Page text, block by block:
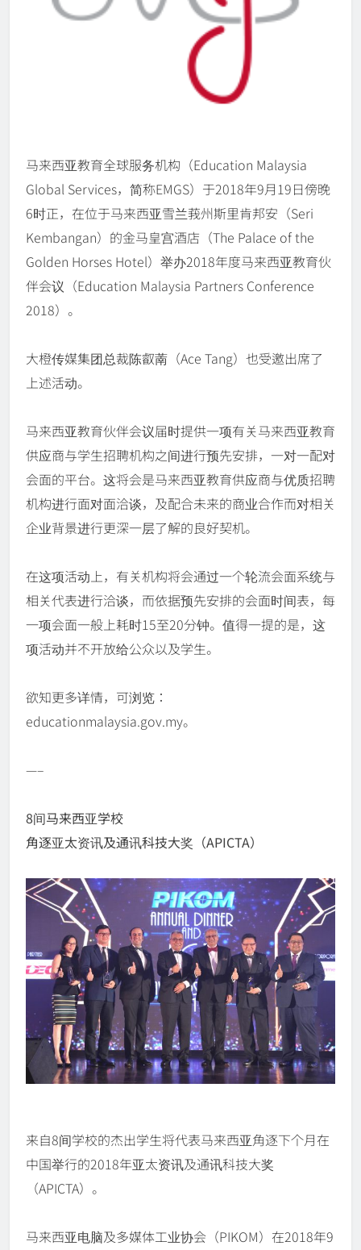
马来西亚教育全球服务机构（Education Malaysia
Global Services，简称EMGS）于2018年9月19日傍晚
6时正，在位于马来西亚雪兰莪州斯里肯邦安（Seri
Kembangan）的金马皇宫酒店（The Palace of the
Golden Horses Hotel）举办2018年度马来西亚教育伙
伴会议（Education Malaysia Partners Conference
2018）。
大橙传媒集团总裁陈叡萳（Ace Tang）也受邀出席了
上述活动。
马来西亚教育伙伴会议届时提供一项有关马来西亚教育
供应商与学生招聘机构之间进行预先安排，一对一配对
会面的平台。这将会是马来西亚教育供应商与优质招聘
机构进行面对面洽谈，及配合未来的商业合作而对相关
企业背景进行更深一层了解的良好契机。
在这项活动上，有关机构将会通过一个轮流会面系统与
相关代表进行洽谈，而依据预先安排的会面时间表，每
一项会面一般上耗时15至20分钟。值得一提的是，这
项活动并不开放给公众以及学生。
欲知更多详情，可浏览：
educationmalaysia.gov.my。
—–
8间马来西亚学校
角逐亚太资讯及通讯科技大奖（APICTA）
来自8间学校的杰出学生将代表马来西亚角逐下个月在
中国举行的2018年亚太资讯及通讯科技大奖
（APICTA）。
马来西亚电脑及多媒体工业协会（PIKOM）在2018年9